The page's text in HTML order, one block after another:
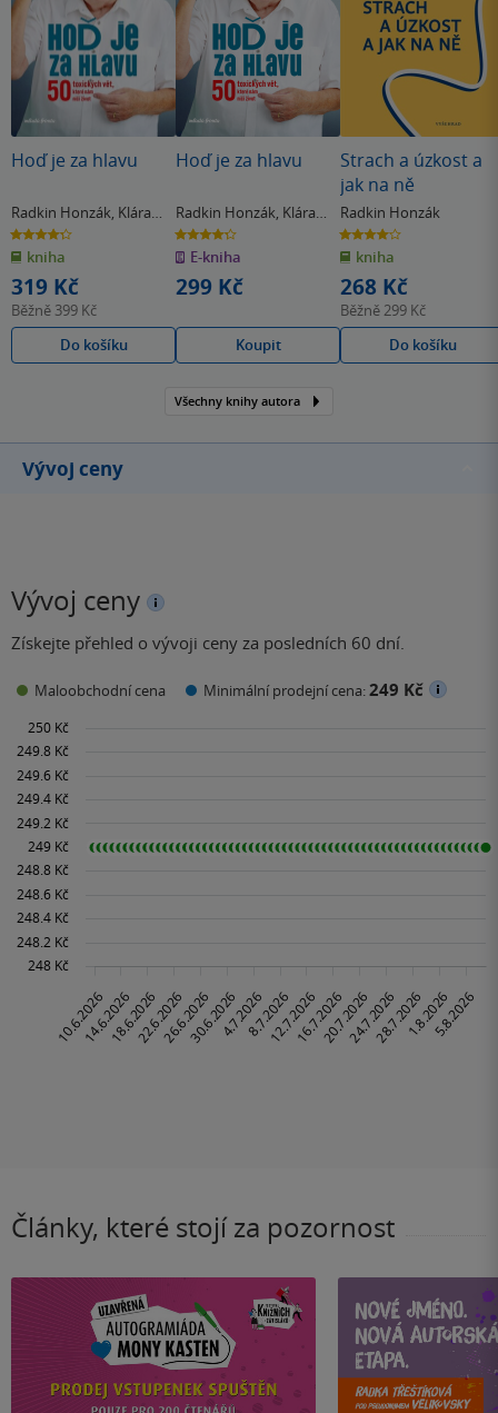
Hoď je za hlavu
Radkin Honzák, Klára
Mandausová
4.3
z
5
hvězdiček
kniha
319 Kč
Běžně 399 Kč
Do košíku
Hoď je za hlavu
Radkin Honzák, Klára
Mandausová
4.3
z
5
hvězdiček
E-kniha
299 Kč
Koupit
Strach a úzkost a
jak na ně
Radkin Honzák
4.0
z
5
hvězdiček
kniha
268 Kč
Běžně299 Kč
Do košíku
Všechny knihy autora
Vývoj ceny
Vývoj ceny
Získejte přehled o vývoji ceny za posledních 60 dní.
Maloobchodní cena Minimální prodejní cena:249 Kč
Články, které stojí za pozornost